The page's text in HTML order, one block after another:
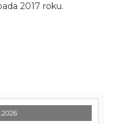
2017 roku.